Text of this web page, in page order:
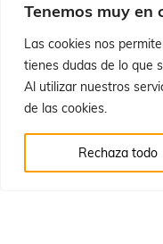
Tenemos muy
Las cookies nos
tienes dudas de lo que
Al utilizar nuestros
de las cookies.
Rechaza todo
©